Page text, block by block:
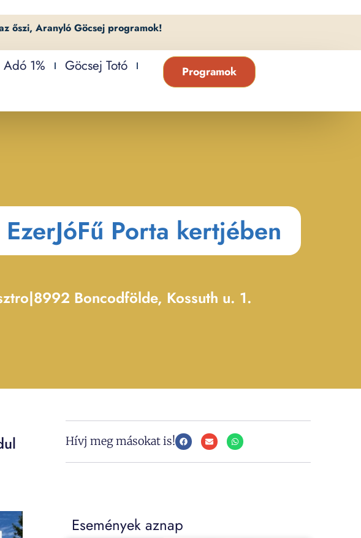
őszi, Aranyló Göcsej programok!
Adó 1%
Göcsej Totó
Programok
Porta kertjében
|8992 Boncodfölde, Kossuth u. 1.
Hívj meg másokat is!
Események aznap